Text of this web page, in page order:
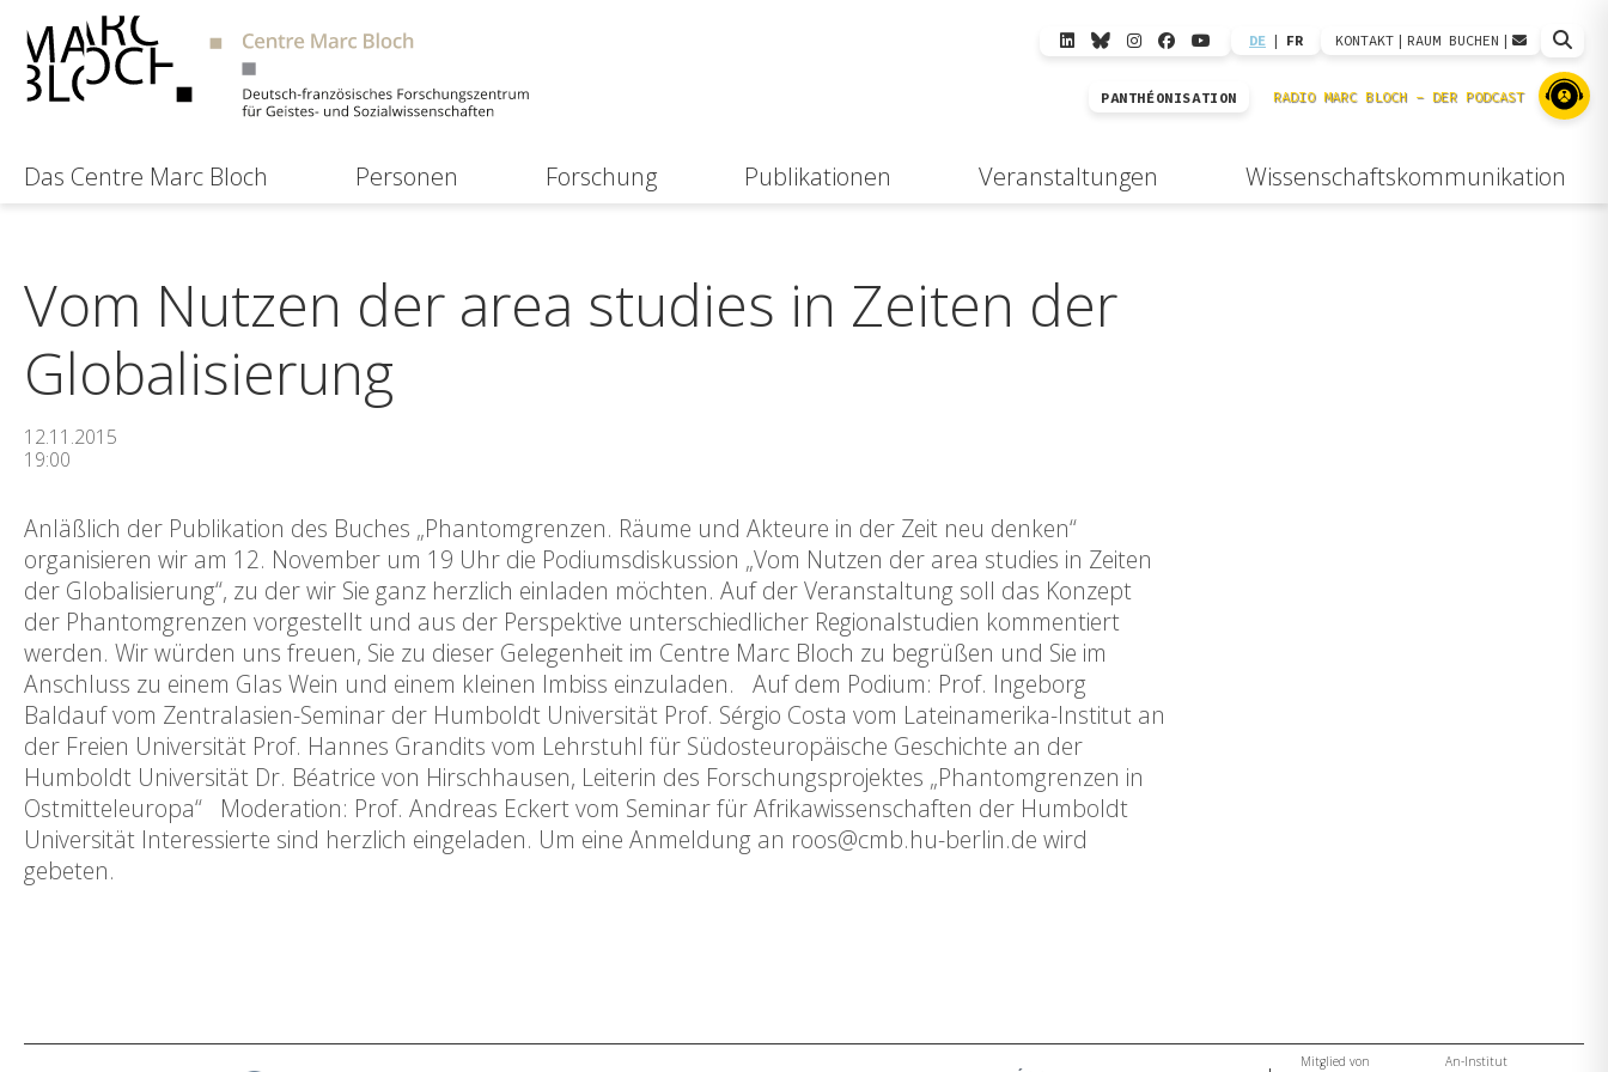
DE | FR KONTAKT | RAUM BUCHEN |
PANTHÉONISATION
Das Centre Marc Bloch Personen Forschung Publikationen Veranstaltungen Wissenschaftskommunikation
Vom Nutzen der area studies in Zeiten der
Globalisierung
12.11.2015
19:00
Anläßlich der Publikation des Buches „Phantomgrenzen. Räume und Akteure in der Zeit neu denken“
organisieren wir am 12. November um 19 Uhr die Podiumsdiskussion „Vom Nutzen der area studies in Zeiten
der Globalisierung“, zu der wir Sie ganz herzlich einladen möchten. Auf der Veranstaltung soll das Konzept
der Phantomgrenzen vorgestellt und aus der Perspektive unterschiedlicher Regionalstudien kommentiert
werden. Wir würden uns freuen, Sie zu dieser Gelegenheit im Centre Marc Bloch zu begrüßen und Sie im
Anschluss zu einem Glas Wein und einem kleinen Imbiss einzuladen. Auf dem Podium: Prof. Ingeborg
Baldauf vom Zentralasien-Seminar der Humboldt Universität Prof. Sérgio Costa vom Lateinamerika-Institut an
der Freien Universität Prof. Hannes Grandits vom Lehrstuhl für Südosteuropäische Geschichte an der
Humboldt Universität Dr. Béatrice von Hirschhausen, Leiterin des Forschungsprojektes „Phantomgrenzen in
Ostmitteleuropa“ Moderation: Prof. Andreas Eckert vom Seminar für Afrikawissenschaften der Humboldt
Universität Interessierte sind herzlich eingeladen. Um eine Anmeldung an roos@cmb.hu-berlin.de wird
gebeten.
Mitglied von An-Institut